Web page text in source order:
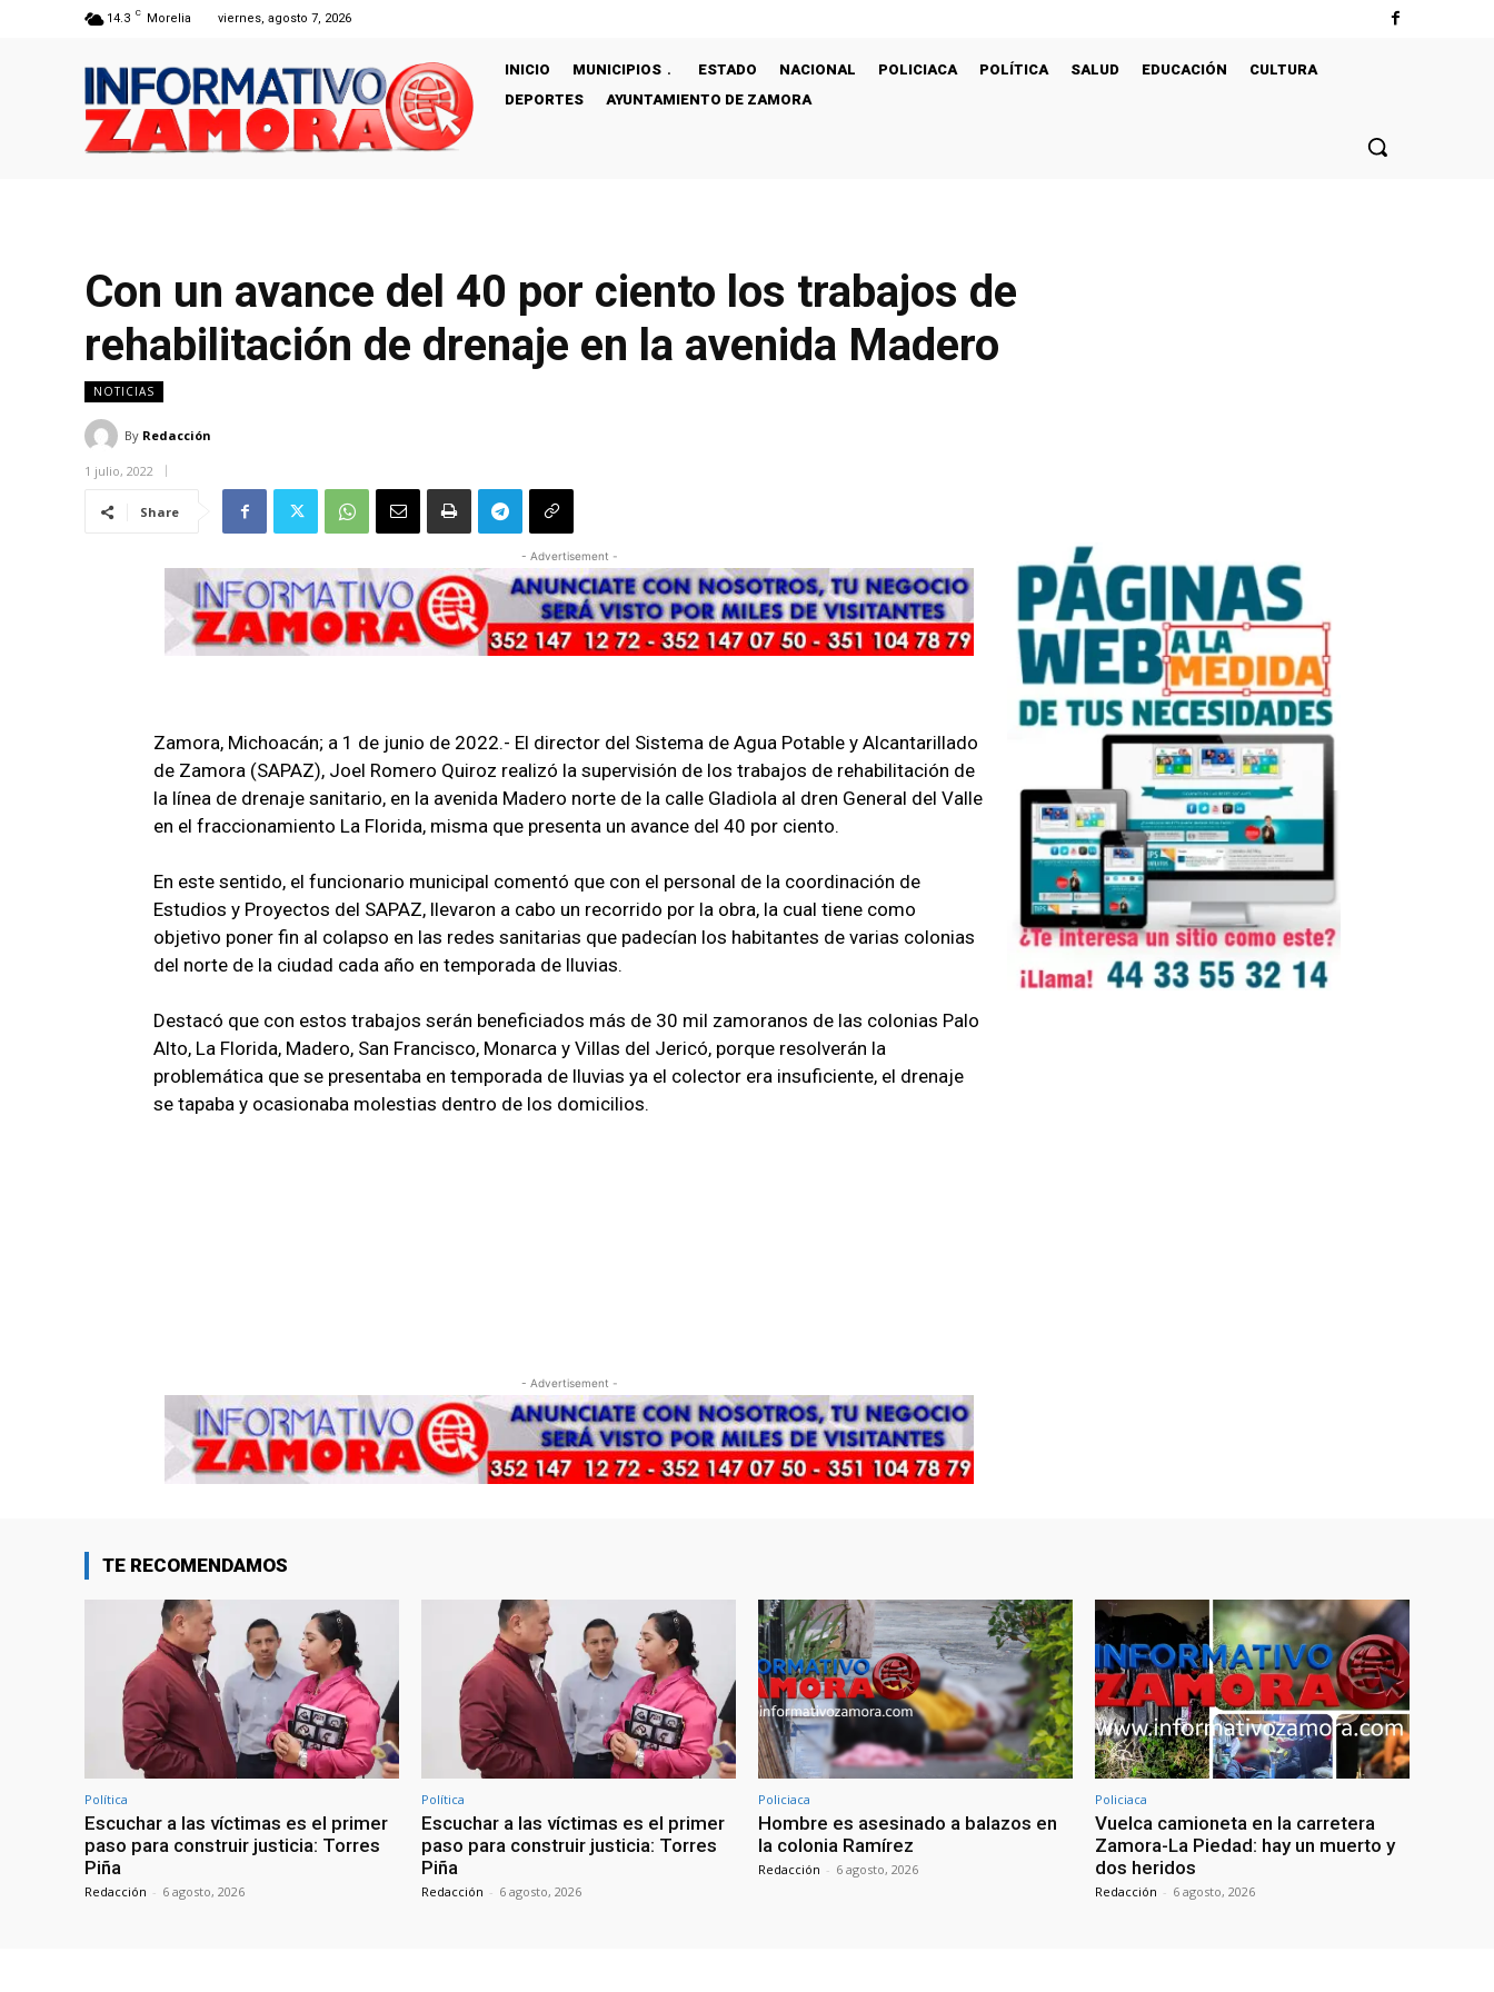
14.3 C Morelia viernes, agosto 7, 2026
INICIO MUNICIPIOS ESTADO NACIONAL POLICIACA POLÍTICA SALUD EDUCACIÓN
CULTURA
DEPORTES
AYUNTAMIENTO DE ZAMORA
Con un avance del 40 por ciento los trabajos de
rehabilitación de drenaje en la avenida Madero
NOTICIAS
By Redacción
1 julio, 2022
Share
- Advertisement -
Zamora, Michoacán; a 1 de junio de 2022.- El director del Sistema de Agua Potable y Alcantarillado
de Zamora (SAPAZ), Joel Romero Quiroz realizó la supervisión de los trabajos de rehabilitación de
la línea de drenaje sanitario, en la avenida Madero norte de la calle Gladiola al dren General del Valle
en el fraccionamiento La Florida, misma que presenta un avance del 40 por ciento.
En este sentido, el funcionario municipal comentó que con el personal de la coordinación de
Estudios y Proyectos del SAPAZ, llevaron a cabo un recorrido por la obra, la cual tiene como
objetivo poner fin al colapso en las redes sanitarias que padecían los habitantes de varias colonias
del norte de la ciudad cada año en temporada de lluvias.
Destacó que con estos trabajos serán beneficiados más de 30 mil zamoranos de las colonias Palo
Alto, La Florida, Madero, San Francisco, Monarca y Villas del Jericó, porque resolverán la
problemática que se presentaba en temporada de lluvias ya el colector era insuficiente, el drenaje
se tapaba y ocasionaba molestias dentro de los domicilios.
- Advertisement -
TE RECOMENDAMOS
Política
Escuchar a las víctimas es el primer
paso para construir justicia: Torres
Piña
Redacción - 6 agosto, 2026
Política
Escuchar a las víctimas es el primer
paso para construir justicia: Torres
Piña
Redacción - 6 agosto, 2026
Policiaca
Hombre es asesinado a balazos en
la colonia Ramírez
Redacción - 6 agosto, 2026
Policiaca
Vuelca camioneta en la carretera
Zamora-La Piedad: hay un muerto y
dos heridos
Redacción - 6 agosto, 2026